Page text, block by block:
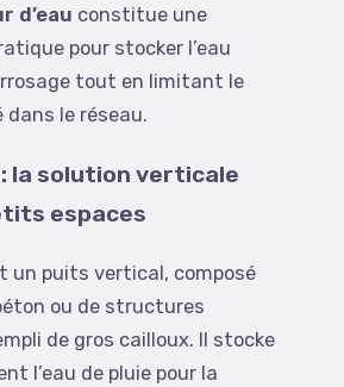
d’eau constitue une
pour stocker l’eau
tout en limitant le
le réseau.
la solution verticale
espaces
un puits vertical, composé
ou de structures
de gros cailloux. Il stocke
l’eau de pluie pour la